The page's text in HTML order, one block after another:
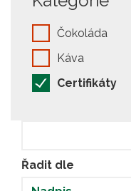
Čokoláda
Káva
Certifikáty
Řadit dle